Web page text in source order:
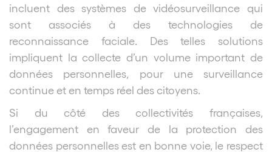
incluent des systèmes de vidéosurveillance qui
sont associés à des technologies de
reconnaissance faciale. Des telles solutions
impliquent la collecte d’un volume important de
données personnelles, pour une surveillance
continue et en temps réel des citoyens.
Si du côté des collectivités françaises,
l’engagement en faveur de la protection des
données personnelles est en bonne voie, le respect